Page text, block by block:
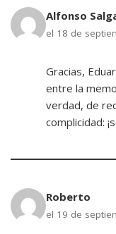
Alfonso
el 18 de
Gracias,
entre la
verdad, de
complicidad:
Roberto
el 19 de